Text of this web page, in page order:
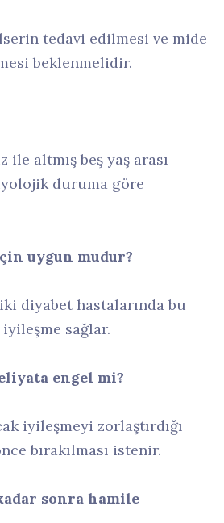
tedavi edilmesi ve mide
beklenmelidir.
altmış beş yaş arası
duruma göre
uygun mudur?
diyabet hastalarında bu
sağlar.
engel mi?
iyileşmeyi zorlaştırdığı
bırakılması istenir.
sonra hamile